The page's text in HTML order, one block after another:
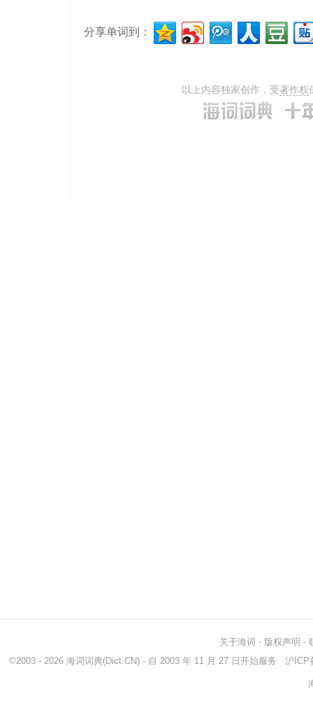
分享单词到：
以上内容独家创作，受著作权
关于海词 - 版权声明 -
©2003 - 2026 海词词典(Dict.CN) - 自 2003 年 11 月 27 日开始服务 沪ICP